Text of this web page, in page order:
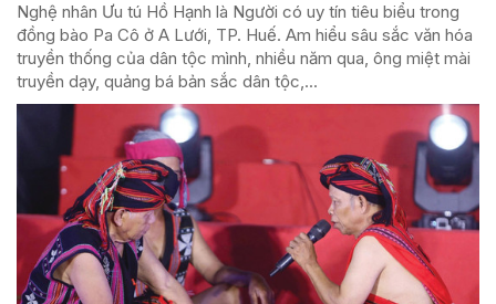
Nghệ nhân Ưu tú Hồ Hạnh là Người có uy tín tiêu biểu trong
đồng bào Pa Cô ở A Lưới, TP. Huế. Am hiểu sâu sắc văn hóa
truyền thống của dân tộc mình, nhiều năm qua, ông miệt mài
truyền dạy, quảng bá bản sắc dân tộc,...